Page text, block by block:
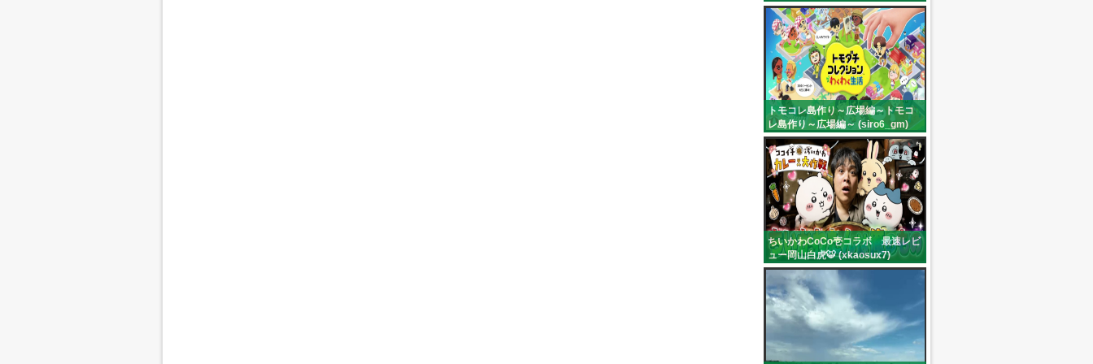
トモコレ島作り～広場編～トモコ
レ島作り～広場編～ (siro6_gm)
ちいかわCoCo壱コラボ 最速レビ
ュー岡山白虎🐯 (xkaosux7)